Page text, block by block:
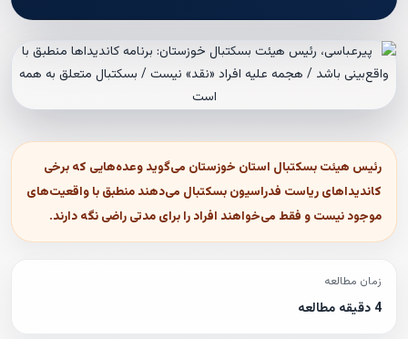
رئیس هیئت بسکتبال استان خوزستان می‌گوید وعده‌هایی که برخی
کاندیداهای ریاست فدراسیون بسکتبال می‌دهند منطبق با واقعیت‌های
موجود نیست و فقط می‌خواهند افراد را برای مدتی راضی نگه دارند.
زمان مطالعه
4 دقیقه مطالعه